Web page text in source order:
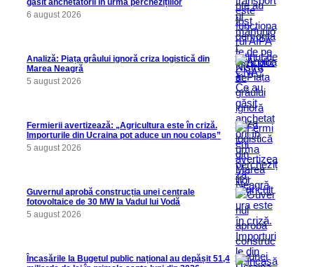
găsit anchetatorii în urma perchezițiilor
6 august 2026
Analiză: Piața grâului ignoră criza logistică din
Marea Neagră
5 august 2026
Fermierii avertizează: „Agricultura este în criză.
Importurile din Ucraina pot aduce un nou colaps”
5 august 2026
Guvernul aprobă construcția unei centrale
fotovoltaice de 30 MW la Vadul lui Vodă
5 august 2026
Încasările la Bugetul public național au depășit 51,4